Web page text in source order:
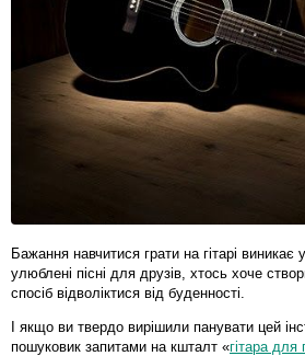
Бажання навчитися грати на гітарі
улюблені пісні для друзів, хтось хоче
спосіб відволіктися від буденності.
І якщо ви твердо вирішили панувати цей
пошуковик запитами на кшталт «гітара для